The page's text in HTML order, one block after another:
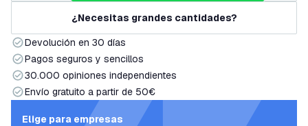
¿Necesitas grandes cantidades?
Devolución en 30 días
Pagos seguros y sencillos
30.000 opiniones independientes
Envío gratuito a partir de 50€
Elige para empresas